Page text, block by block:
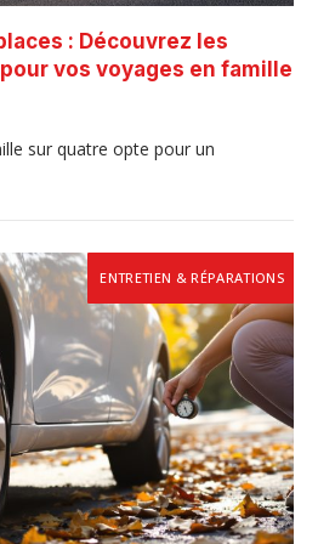
: Découvrez les
vos voyages en famille
sur quatre opte pour un
ENTRETIEN & RÉPARATIONS